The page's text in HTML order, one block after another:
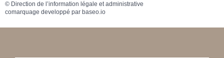
© Direction de l’information légale et administrative
comarquage developpé par baseo.io